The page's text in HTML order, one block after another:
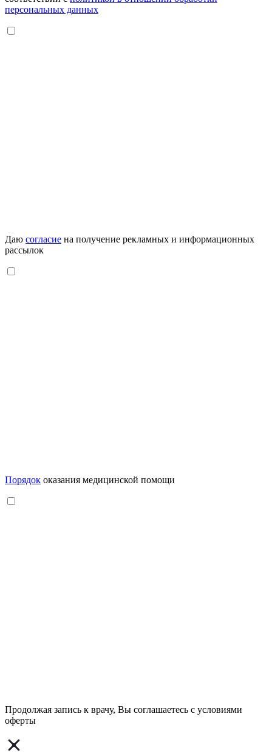
персональных данных
Даю согласие на получение рекламных и информационных
рассылок
Порядок оказания медицинской помощи
Продолжая запись к врачу, Вы соглашаетесь с условиями
оферты